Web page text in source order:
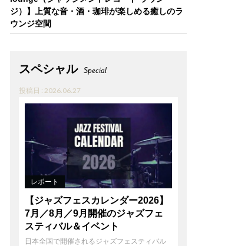
ジ）】上質な音・酒・珈琲が楽しめる癒しのラ
ウンジ空間
スペシャル Special
投稿日 : 2026.06.27
レポート
【ジャズフェスカレンダー2026】
7月／8月／9月開催のジャズフェ
スティバル＆イベント
日本全国で開催されるジャズフェスティバル